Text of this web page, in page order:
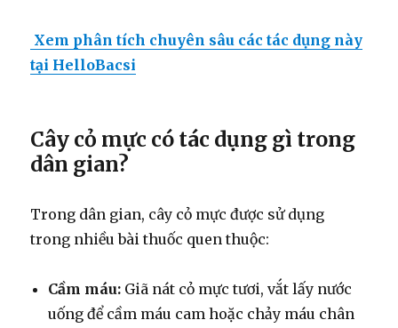
Xem phân tích chuyên sâu các tác dụng này
tại HelloBacsi
Cây cỏ mực có tác dụng gì trong
dân gian?
Trong dân gian, cây cỏ mực được sử dụng
trong nhiều bài thuốc quen thuộc:
Cầm máu: Giã nát cỏ mực tươi, vắt lấy nước
uống để cầm máu cam hoặc chảy máu chân